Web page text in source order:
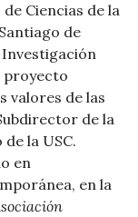
Ciencias de la
de
proyecto
valores de las
de la
la USC.
en
en la